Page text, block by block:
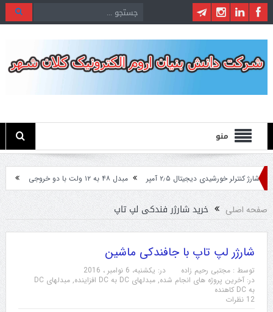
منو
شارژ کنترلر خورشیدی دیجیتال ۲٫۵ آمپر مبدل ۴۸ به ۱۲ ولت با دو خروجی مبدل ۲۴ ولت به ۱۲ ولت مخصوص ماشین های سنگین
صفحه اصلی خرید شارژر فندکی لپ تاپ
شارژر لپ تاپ با جافندکی ماشین
توسط : مجتبی رحیم زاده در: یکشنبه، 6 نوامبر ، 2016
در: آخرین پروژه های انجام شده, مبدلهای DC به DC افزاینده ,
مبدلهای DC
به DC کاهنده
12 نظرات